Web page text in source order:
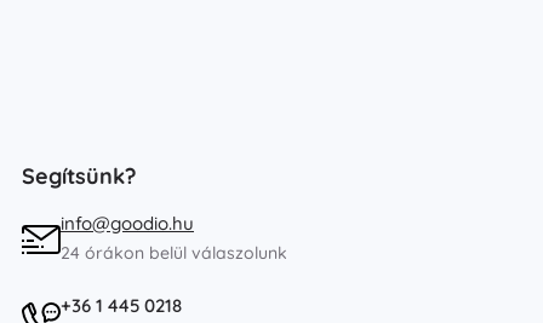
Segítsünk?
info@goodio.hu
24 órákon belül válaszolunk
+36 1 445 0218